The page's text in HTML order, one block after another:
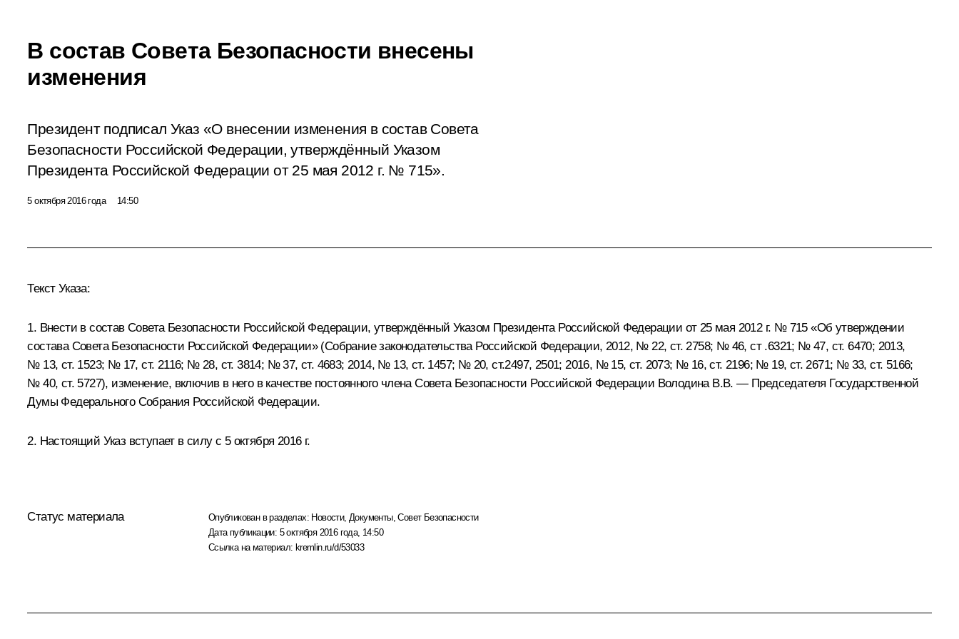
В состав Совета Безопасности внесены
изменения
Президент подписал Указ «О внесении изменения в состав Совета
Безопасности Российской Федерации, утверждённый Указом
Президента Российской Федерации от 25 мая 2012 г. № 715».
5 октября 2016 года 14:50
Текст Указа:
1. Внести в состав Совета Безопасности Российской Федерации, утверждённый Указом Президента Российской Федерации от 25 мая 2012 г. № 715 «Об утверждении
состава Совета Безопасности Российской Федерации» (Собрание законодательства Российской Федерации, 2012, № 22, ст. 2758; № 46, ст .6321; № 47, ст. 6470; 2013,
№ 13, ст. 1523; № 17, ст. 2116; № 28, ст. 3814; № 37, ст. 4683; 2014, № 13, ст. 1457; № 20, ст.2497, 2501; 2016, № 15, ст. 2073; № 16, ст. 2196; № 19, ст. 2671; № 33, ст. 5166;
№ 40, ст. 5727), изменение, включив в него в качестве постоянного члена Совета Безопасности Российской Федерации Володина В.В. — Председателя Государственной
Думы Федерального Собрания Российской Федерации.
2. Настоящий Указ вступает в силу с 5 октября 2016 г.
Статус материала Опубликован в разделах: Новости, Документы,Совет Безопасности
Дата публикации: 5 октября 2016 года, 14:50
Ссылка на материал: kremlin.ru/d/53033